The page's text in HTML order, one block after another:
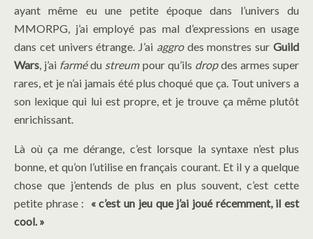
ayant même eu une petite époque dans l’univers du
MMORPG, j’ai employé pas mal d’expressions en usage
dans cet univers étrange. J’ai aggrodes monstres surGuild
Wars, j’ai farmédu streumpour qu’ils dropdes armes super
rares, et je n’ai jamais été plus choqué que ça. Tout univers a
son lexique qui lui est propre, et je trouve ça même plutôt
enrichissant.
Là où ça me dérange, c’est lorsque la syntaxe n’est plus
bonne, et qu’on l’utilise en français courant. Et il y a quelque
chose que j’entends de plus en plus souvent, c’est cette
petite phrase : « c’est un jeu que j’ai joué récemment, il est
cool. »